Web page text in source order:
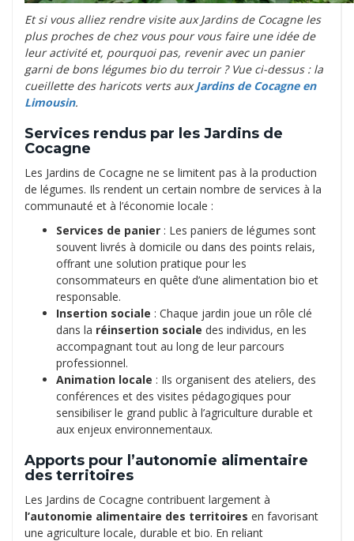
Et si vous alliez rendre visite aux Jardins de Cocagne les
plus proches de chez vous pour vous faire une idée de
leur activité et, pourquoi pas, revenir avec un panier
garni de bons légumes bio du terroir ? Vue ci-dessus : la
cueillette des haricots verts auxJardins de Cocagne en
Limousin.
Services rendus par les Jardins de
Cocagne
Les Jardins de Cocagne ne se limitent pas à la production
de légumes. Ils rendent un certain nombre de services à la
communauté et à l’économie locale :
Services de panier : Les paniers de légumes sont
souvent livrés à domicile ou dans des points relais,
offrant une solution pratique pour les
consommateurs en quête d’une alimentation bio et
responsable.
Insertion sociale : Chaque jardin joue un rôle clé
dans la réinsertion sociale des individus, en les
accompagnant tout au long de leur parcours
professionnel.
Animation locale : Ils organisent des ateliers, des
conférences et des visites pédagogiques pour
sensibiliser le grand public à l’agriculture durable et
aux enjeux environnementaux.
Apports pour l’autonomie alimentaire
des territoires
Les Jardins de Cocagne contribuent largement à
l’autonomie alimentaire des territoires en favorisant
une agriculture locale, durable et bio. En reliant